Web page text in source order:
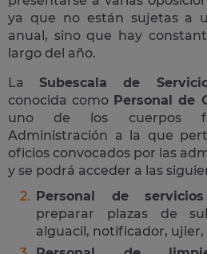
ya que no están sujetas a
anual, sino que hay
largo del año.
LaSubescala de
conocida como Personal de
uno de los cuerpos
Administración a la que
oficios convocados por las
y se podrá acceder a las
Personal de
preparar plazas de
alguacil, notificador, ujier,